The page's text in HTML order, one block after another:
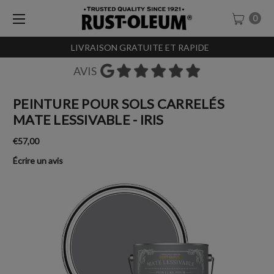
LIVRAISON GRATUITE ET RAPIDE
0
AVIS
PEINTURE POUR SOLS CARRELÉS
MATE LESSIVABLE - IRIS
€57,00
Écrire un avis